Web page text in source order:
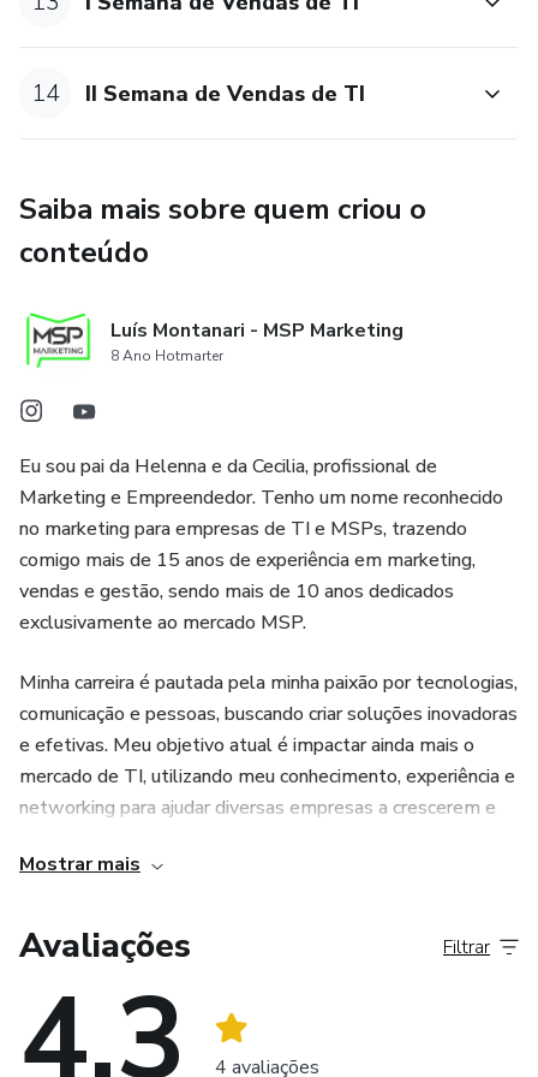
14 II Semana de Vendas de TI
Saiba mais sobre quem criou o
conteúdo
Luís Montanari - MSP Marketing
8 Ano Hotmarter
Eu sou pai da Helenna e da Cecilia, profissional de
Marketing e Empreendedor. Tenho um nome reconhecido
no marketing para empresas de TI e MSPs, trazendo
comigo mais de 15 anos de experiência em marketing,
vendas e gestão, sendo mais de 10 anos dedicados
exclusivamente ao mercado MSP.
Minha carreira é pautada pela minha paixão por tecnologias,
comunicação e pessoas, buscando criar soluções inovadoras
e efetivas. Meu objetivo atual é impactar ainda mais o
mercado de TI, utilizando meu conhecimento, experiência e
networking para ajudar diversas empresas a crescerem e
estratégica de marketing e inteligência competitiva, com
um histórico comprovado de liderança, especialmente na
minha atuação na ADDEE, onde nos últimos anos liderei as
estratégias de marca, geração de oportunidades e
educação de mercado, tendo um papel crucial na expansão
Mostrar mais
Avaliações
4.3 4 avaliações
Filtrar